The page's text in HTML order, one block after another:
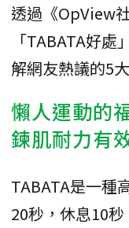
透過《OpView
「TABATA好
解網友熱議的5
懶人運動的
鍊肌耐力有
TABATA是一種
20秒，休息10